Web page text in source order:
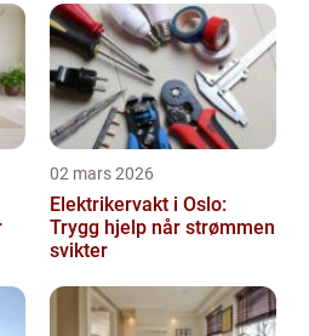
02 mars 2026
Elektrikervakt i Oslo:
Trygg hjelp når strømmen
svikter